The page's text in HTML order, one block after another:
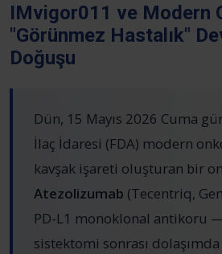
IMvigor011 ve Modern
"Görünmez Hastalık"
Doğuşu
Dün, 15 Mayıs 2026 Cuma
İlaç İdaresi (FDA) modern
kavşak işareti oluşturan bir
Atezolizumab (Tecentriq,
PD-L1 monoklonal antikoru
sistektomi sonrası